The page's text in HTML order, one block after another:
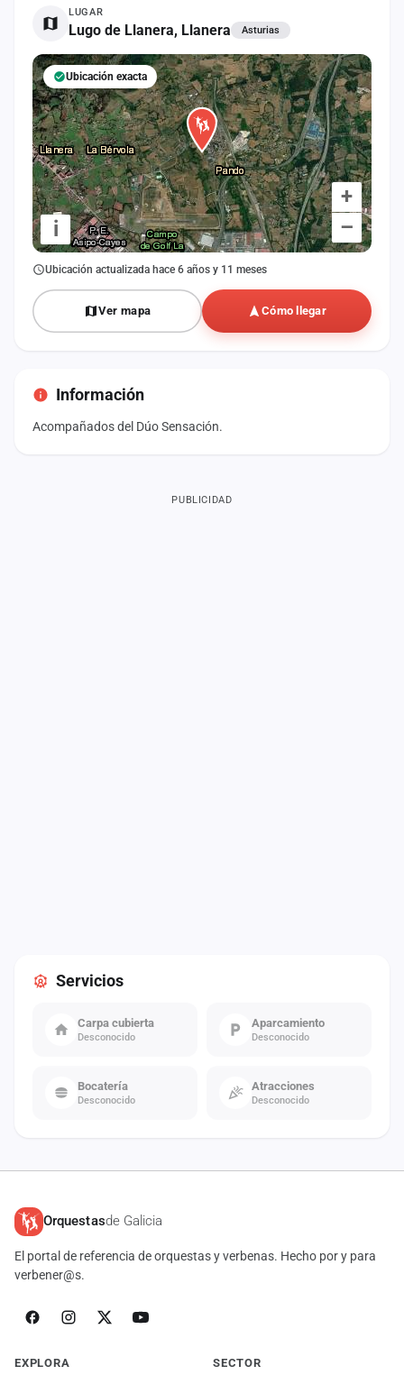
LUGAR
Lugo de Llanera, Llanera Asturias
+
–
i
Ubicación exacta
Ubicación actualizada hace 6 años y 11 meses
Ver mapa Cómo llegar
Información
Acompañados del Dúo Sensación.
Servicios
Carpa cubierta
Desconocido
Aparcamiento
Desconocido
Bocatería
Desconocido
Atracciones
Desconocido
PUBLICIDAD
Orquestasde Galicia
El portal de referencia de orquestas y verbenas. Hecho por y para
verbener@s.
EXPLORA SECTOR